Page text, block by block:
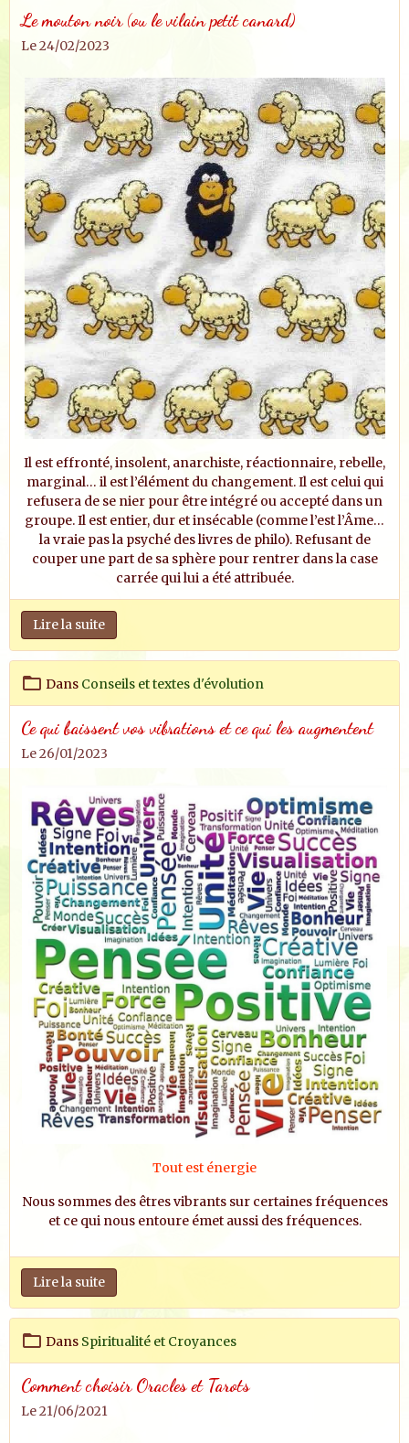
Le mouton noir (ou le vilain petit canard)
Le 24/02/2023
Il est effronté, insolent, anarchiste, réactionnaire, rebelle,
marginal… il est l’élément du changement. Il est celui qui
refusera de se nier pour être intégré ou accepté dans un
groupe. Il est entier, dur et insécable (comme l’est l’Âme…
la vraie pas la psyché des livres de philo). Refusant de
couper une part de sa sphère pour rentrer dans la case
carrée qui lui a été attribuée.
Lire la suite
Dans Conseils et textes d'évolution
Ce qui baissent vos vibrations et ce qui les augmentent
Le 26/01/2023
Tout est énergie
Nous sommes des êtres vibrants sur certaines fréquences
et ce qui nous entoure émet aussi des fréquences.
Lire la suite
Dans Spiritualité et Croyances
Comment choisir Oracles et Tarots
Le 21/06/2021